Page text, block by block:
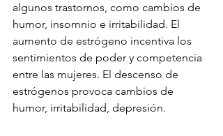
algunos trastornos, como cambios de
humor, insomnio e irritabilidad. El
aumento de estrógeno incentiva los
sentimientos de poder y competencia
entre las mujeres. El descenso de
estrógenos provoca cambios de
humor, irritabilidad, depresión.